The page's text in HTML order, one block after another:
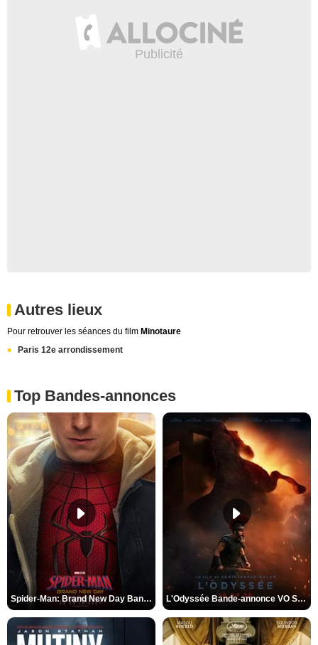
Autres lieux
Pour retrouver les séances du film Minotaure
Paris 12e arrondissement
Top Bandes-annonces
Spider-Man: Brand New Day Bande-annonce VO STFR L'Odyssée Bande-annonce VO STFR